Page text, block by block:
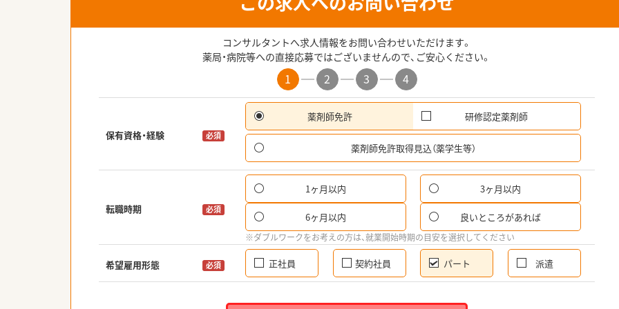
コンサルタントへ求人情報をお問い合わせいただけます。
薬局・病院等への直接応募ではございませんので、ご安心ください。
1 2 3 4
保有資格・経験 必須
薬剤師免許 研修認定薬剤師
薬剤師免許取得見込（薬学生等）
転職時期 必須
1ヶ月以内 3ヶ月以内
6ヶ月以内 良いところがあれば
※ダブルワークをお考えの方は、就業開始時期の目安を選択してください
希望雇用形態 必須 正社員 契約社員 パート 派遣